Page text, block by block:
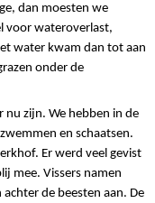
dan moesten we
voor wateroverlast,
water kwam dan tot aan
onder de
nu zijn. We hebben in de
en schaatsen.
Er werd veel gevist
mee. Vissers namen
de beesten aan. De